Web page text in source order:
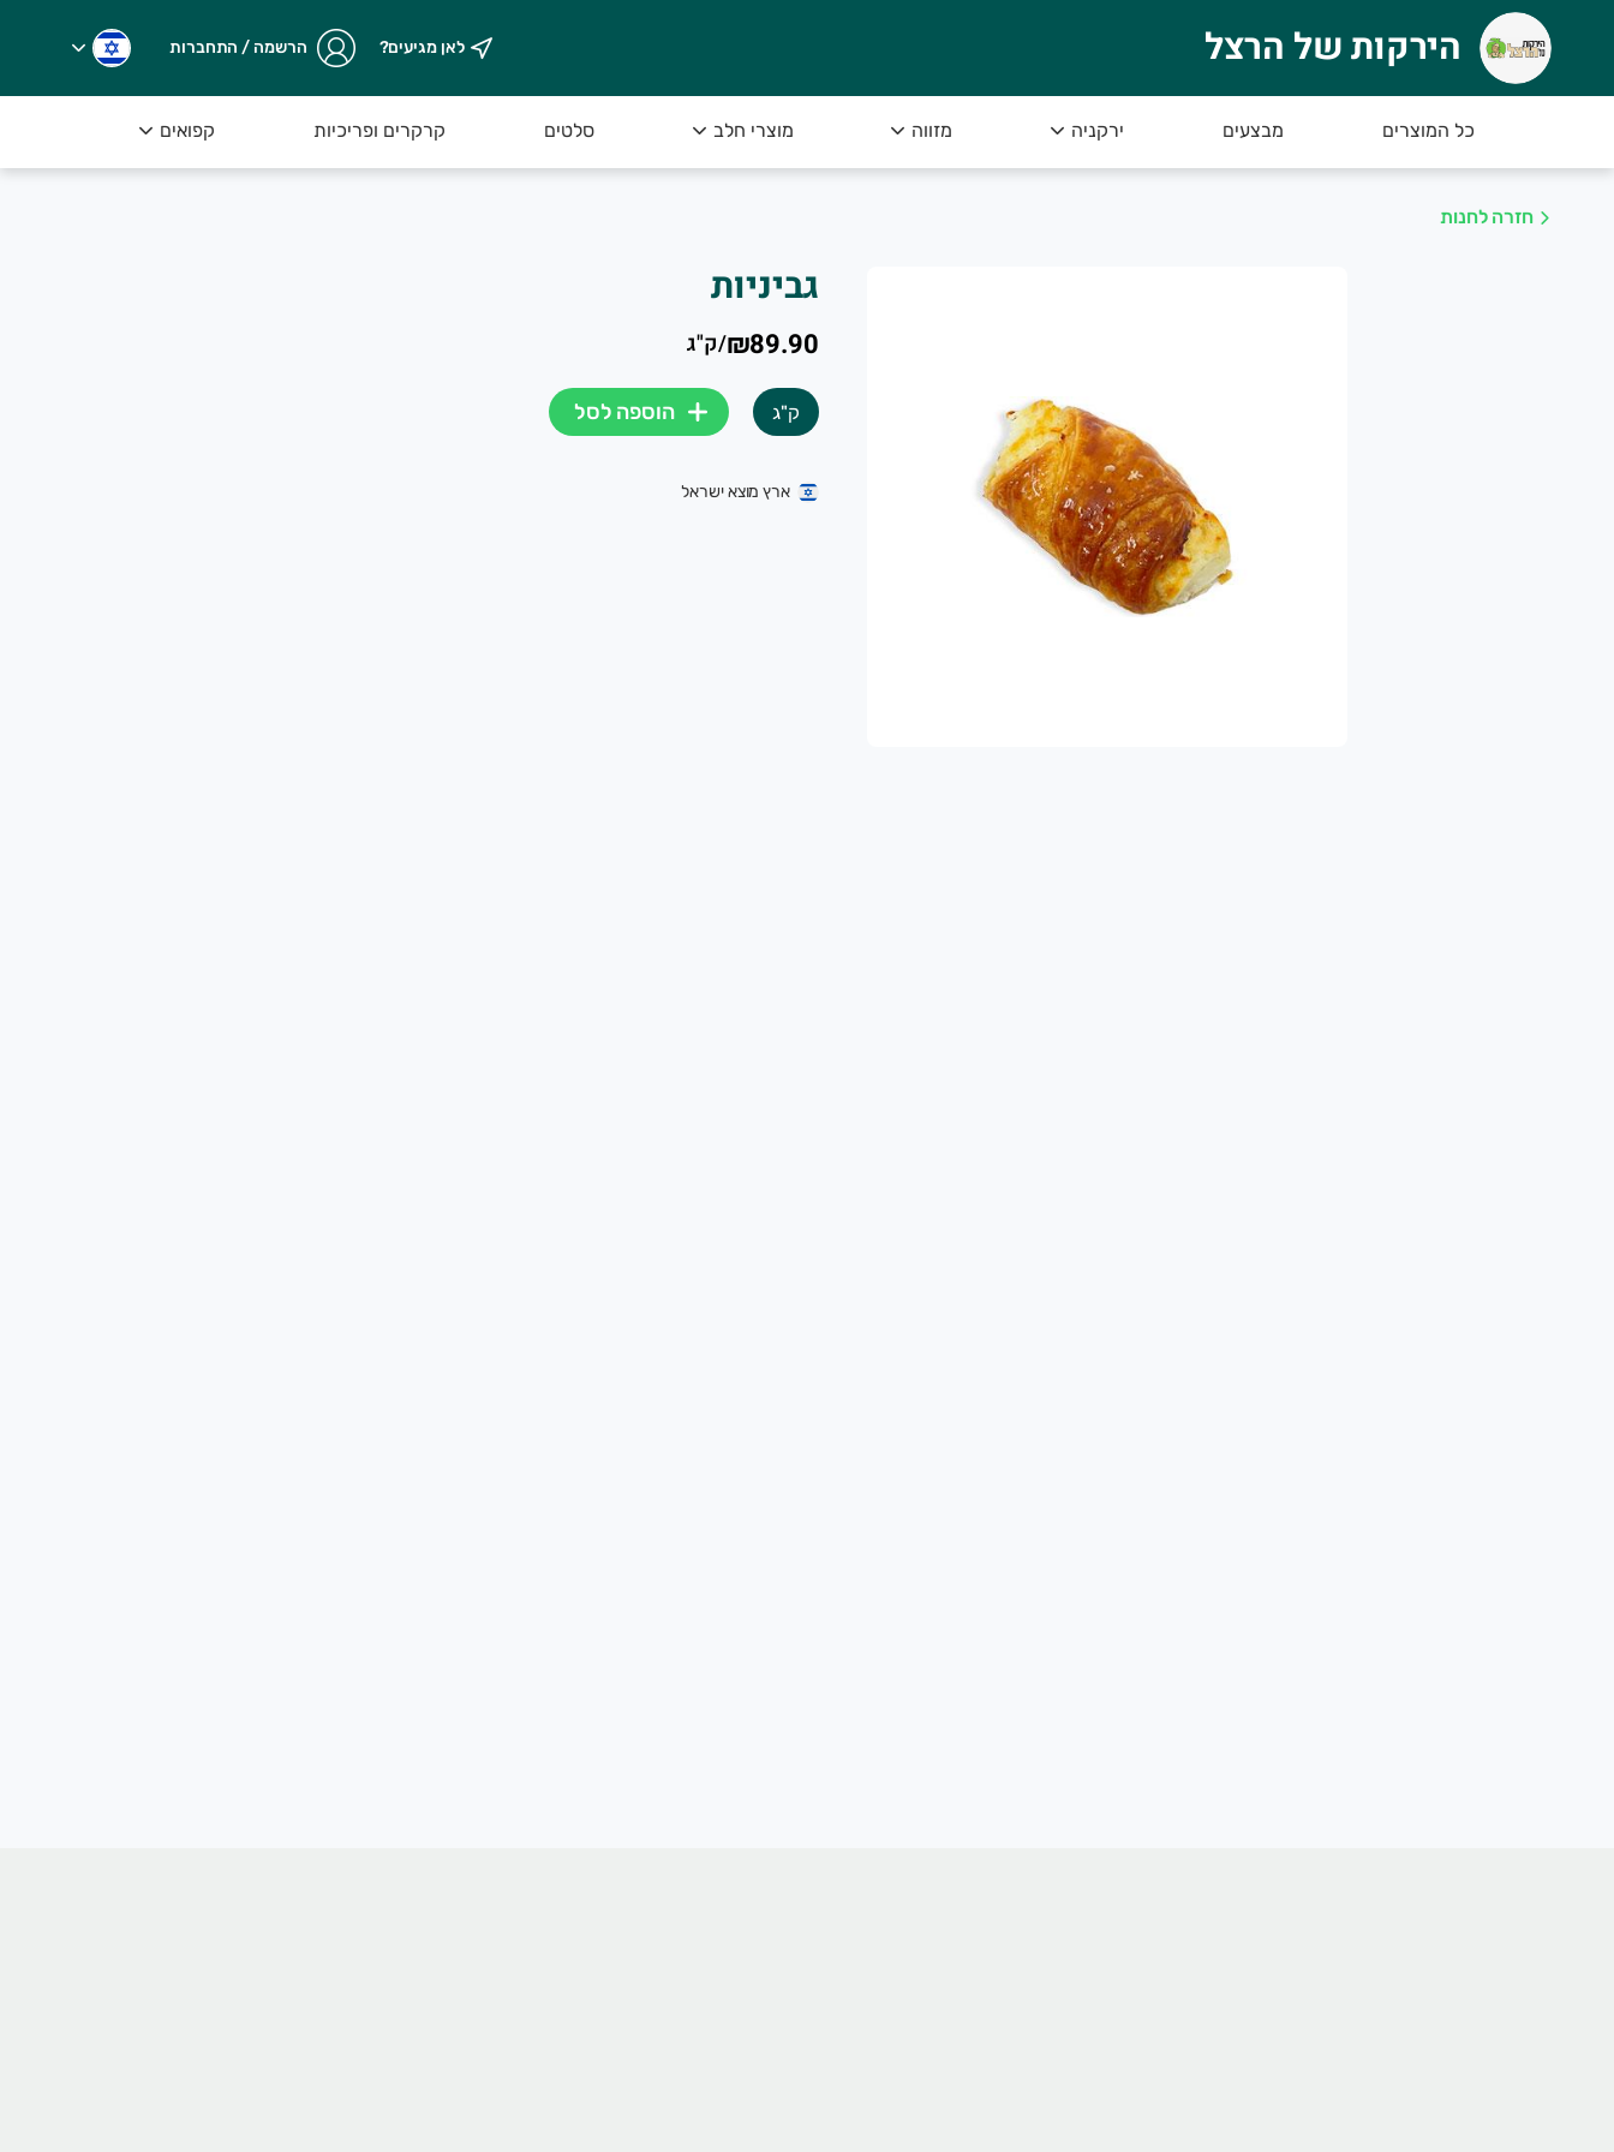
הירקות של הרצלהירקות של הרצל לאן מגיעים? הרשמה / התחברות
כל המוצרים מבצעים ירקניה מזווה מוצרי חלב סלטים קרקרים ופריכיות קפואים
חזרה לחנות
גביניות
₪89.90
/ק"ג
ק"ג הוספה לסל
ארץ מוצא ישראל